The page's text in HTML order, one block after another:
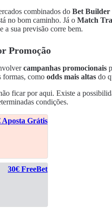
combinados do Bet Builder
no bom caminho. Já o Match
a sua previsão corre bem.
Promoção
campanhas promocionais
formas, como odds mais altas do
ficar por aqui. Existe a
condições.
Aposta Grátis
30€ FreeBet